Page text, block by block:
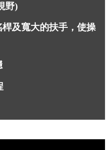
野)
及寬大的扶手，使操